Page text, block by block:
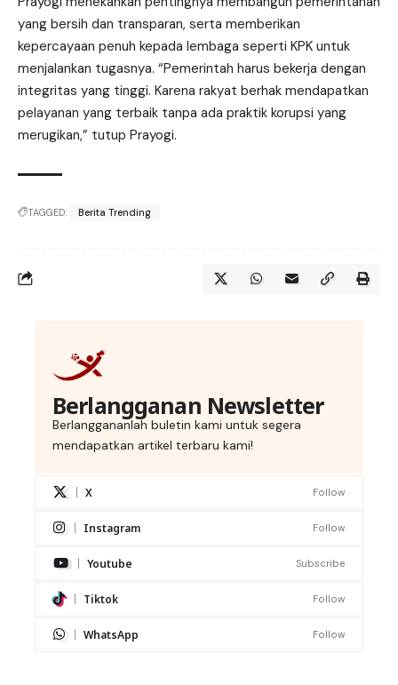
yang bersih dan transparan, serta memberikan
kepercayaan penuh kepada lembaga seperti KPK untuk
menjalankan tugasnya. “Pemerintah harus bekerja dengan
integritas yang tinggi. Karena rakyat berhak mendapatkan
pelayanan yang terbaik tanpa ada praktik korupsi yang
merugikan,” tutup Prayogi.
TAGGED: Berita Trending
Berlangganan Newsletter
Berlanggananlah buletin kami untuk segera
mendapatkan artikel terbaru kami!
X Follow
Instagram Follow
Youtube Subscribe
Tiktok Follow
WhatsApp Follow